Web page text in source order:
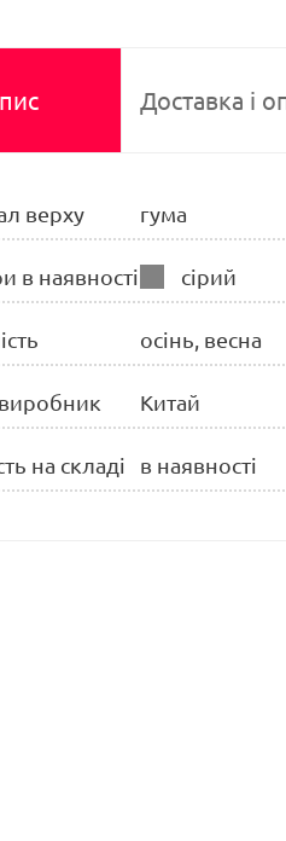
Доставка і
верху гума
в наявності сірий
осінь, весна
Китай
на складі в наявності